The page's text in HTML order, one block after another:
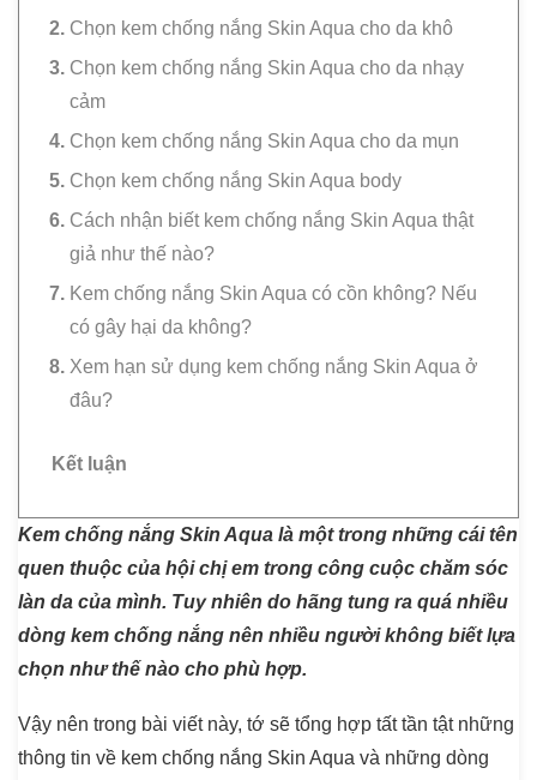
Chọn kem chống nắng Skin Aqua cho da khô
Chọn kem chống nắng Skin Aqua cho da nhạy
cảm
Chọn kem chống nắng Skin Aqua cho da mụn
Chọn kem chống nắng Skin Aqua body
Cách nhận biết kem chống nắng Skin Aqua thật
giả như thế nào?
Kem chống nắng Skin Aqua có cồn không? Nếu
có gây hại da không?
Xem hạn sử dụng kem chống nắng Skin Aqua ở
đâu?
Kết luận
Kem chống nắng Skin Aqua là một trong những cái tên
quen thuộc của hội chị em trong công cuộc chăm sóc
làn da của mình. Tuy nhiên do hãng tung ra quá nhiều
dòng kem chống nắng nên nhiều người không biết lựa
chọn như thế nào cho phù hợp.
Vậy nên trong bài viết này, tớ sẽ tổng hợp tất tần tật những
thông tin về kem chống nắng Skin Aqua và những dòng